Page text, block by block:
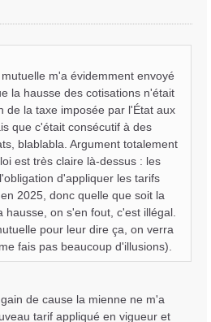
m'a évidemment envoyé
la hausse des cotisations n'était
de la taxe imposée par l'État aux
que c'était consécutif à des
blablabla. Argument totalement
est très claire là-dessus : les
d'appliquer les tarifs
2025, donc quelle que soit la
hausse, on s'en fout, c'est illégal.
pour leur dire ça, on verra
fais pas beaucoup d'illusions).
de cause la mienne ne m'a
tarif appliqué en vigueur et